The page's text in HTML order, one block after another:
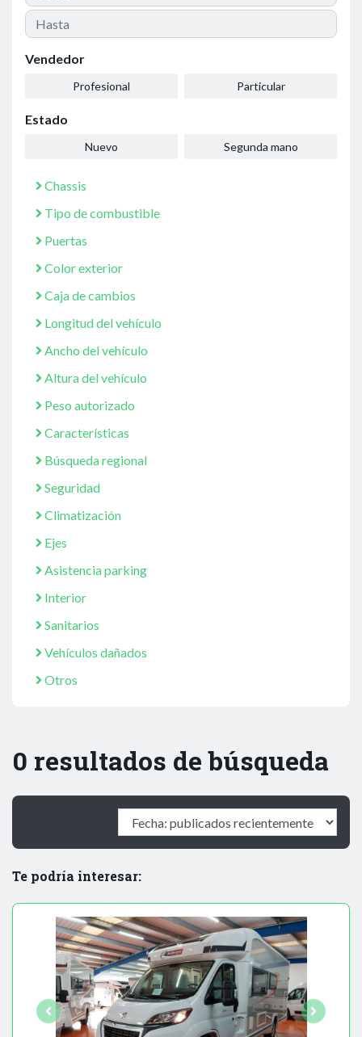
Vendedor
Profesional Particular
Estado
Nuevo Segunda mano
Chassis
Tipo de combustible
Puertas
Color exterior
Caja de cambios
Longitud del vehículo
Ancho del vehículo
Altura del vehículo
Peso autorizado
Características
Búsqueda regional
Seguridad
Climatización
Ejes
Asistencia parking
Interior
Sanitarios
Vehículos dañados
Otros
0 resultados de búsqueda
Te podría interesar: